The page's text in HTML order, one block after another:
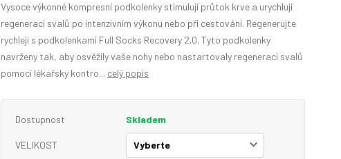
Vysoce výkonné kompresní podkolenky stimulují průtok krve a urychlují
regeneraci svalů po intenzivním výkonu nebo při cestování. Regenerujte
rychleji s podkolenkami Full Socks Recovery 2.0. Tyto podkolenky
navrženy tak, aby osvěžily vaše nohy nebo nastartovaly regeneraci svalů
pomocí lékařsky kontro... celý popis
Dostupnost Skladem
VELIKOST